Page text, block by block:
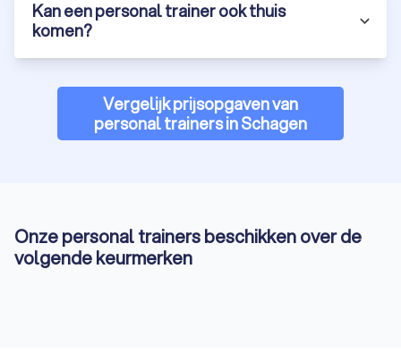
personal training aan huis, in de gym of online personal
training.
vandaag nog gratis offertes aan via Trustoo en ontdek de
mogelijkheden in Schagen.
Kan een personal trainer ook thuis
komen?
Vergelijk prijsopgaven van
personal trainers in Schagen
Onze personal trainers beschikken over de
volgende keurmerken